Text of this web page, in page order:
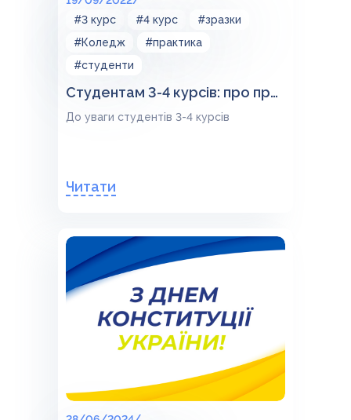
#3 курс
#4 курс
#зразки
#Коледж
#практика
#студенти
Студентам 3-4 курсів: про проходження практики
До уваги студентів 3-4 курсів
Читати